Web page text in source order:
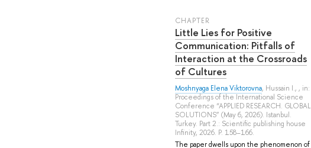
СHAPTER
Little Lies for Positive
Communication: Pitfalls of
Interaction at the Crossroads
of Cultures
Moshnyaga Elena Viktorovna, Hussain I., , in:
Proceedings of the International Science
Conference “APPLIED RESEARCH. GLOBAL
SOLUTIONS” (May 6, 2026). Istanbul.
Turkey. Part 2.: Scientific publishing house
Infinity, 2026. P. 158–166.
The paper dwells upon the phenomenon of